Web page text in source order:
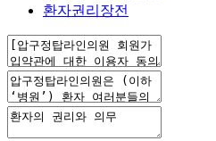
환자권리장전